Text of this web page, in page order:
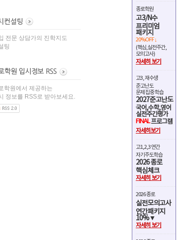
종로학원
고3/N수
프리미엄
패키지
20%OFF ↓
(핵심,실전주간,
모의고사)
자세히 보기
고3, 재수생
준고난도
문제 집중 학습
2027준고난도
국어,수학,영어
실전주간평가
FINAL프로그램
자세히보기
고1,2,3 연간
자기주도학습
2026 종로
핵심체크
자세히 보기
2026 종로
실전모의고사
연간패키지
10%▼
자세히 보기
전문 상담가의 진학지도
팅
학원에서 제공하는
정보를 RSS로 받아보세요.